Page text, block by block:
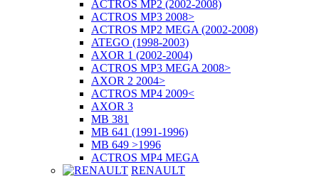
ACTROS MP2 (2002-2008)
ACTROS MP3 2008>
ACTROS MP2 MEGA (2002-2008)
ATEGO (1998-2003)
AXOR 1 (2002-2004)
ACTROS MP3 MEGA 2008>
AXOR 2 2004>
ACTROS MP4 2009<
AXOR 3
MB 381
MB 641 (1991-1996)
MB 649 >1996
ACTROS MP4 MEGA
RENAULT